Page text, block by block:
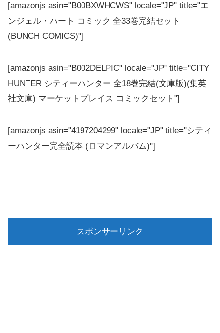
[amazonjs asin="B00BXWHCWS" locale="JP" title="エ
ンジェル・ハート コミック 全33巻完結セット
(BUNCH COMICS)"]
[amazonjs asin="B002DELPIC" locale="JP" title="CITY
HUNTER シティーハンター 全18巻完結(文庫版)(集英
社文庫) マーケットプレイス コミックセット"]
[amazonjs asin="4197204299" locale="JP" title="シティ
ーハンター完全読本 (ロマンアルバム)"]
スポンサーリンク